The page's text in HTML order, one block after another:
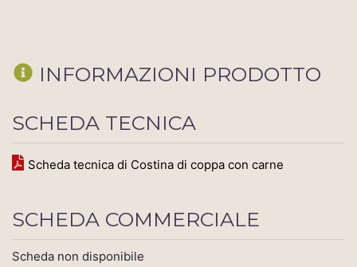
INFORMAZIONI PRODOTTO
SCHEDA TECNICA
Scheda tecnica di Costina di coppa con carne
SCHEDA COMMERCIALE
Scheda non disponibile